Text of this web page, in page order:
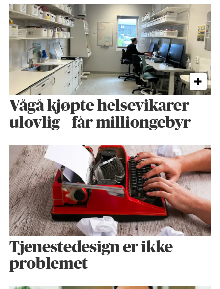
Vågå kjøpte helse­vikarer
ulovlig – får milliongebyr
Tjenestedesign er ikke
problemet